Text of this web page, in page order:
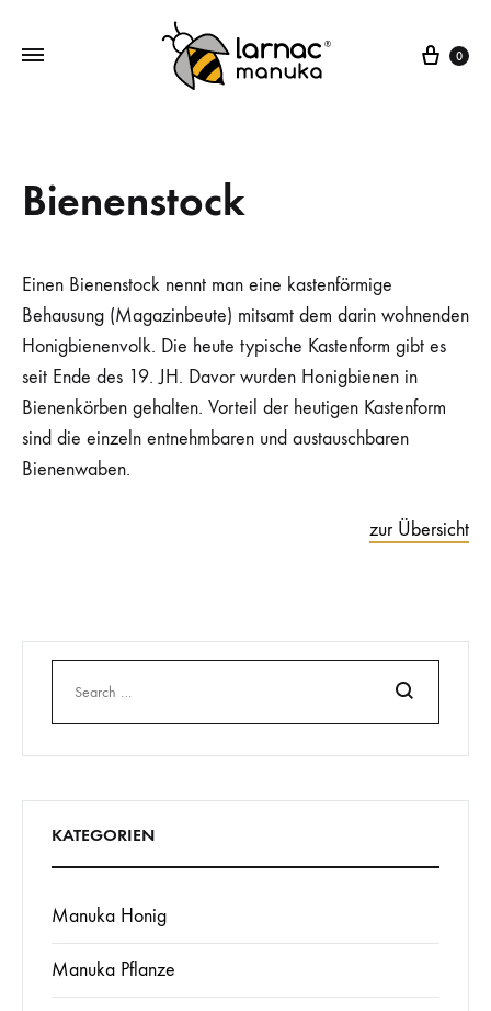
Bonbons,
0
Bienenstock
Einen Bienenstock nennt man eine kastenförmige
Behausung (Magazinbeute) mitsamt dem darin wohnenden
Honigbienenvolk. Die heute typische Kastenform gibt es
seit Ende des 19. JH. Davor wurden Honigbienen in
Bienenkörben gehalten. Vorteil der heutigen Kastenform
sind die einzeln entnehmbaren und austauschbaren
Bienenwaben.
zur Übersicht
Search
KATEGORIEN
Manuka Honig
Manuka Pflanze